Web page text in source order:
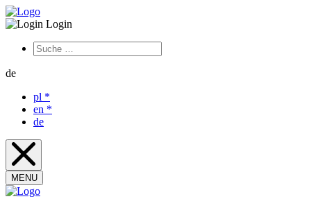
Login
de
pl *
en *
de
MENU